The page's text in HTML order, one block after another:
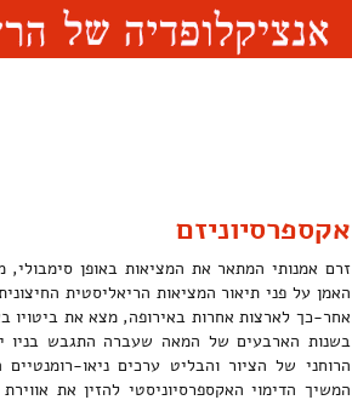
אקספרסיוניזם
זרם אמנותי המתאר את המציאות באופן
אחר-כך לארצות אחרות באירופה, מצא את ביטויו
בשנות הארבעים של המאה שעברה התגבש בניו
הרוחני של הציור והבליט ערכים ניאו-